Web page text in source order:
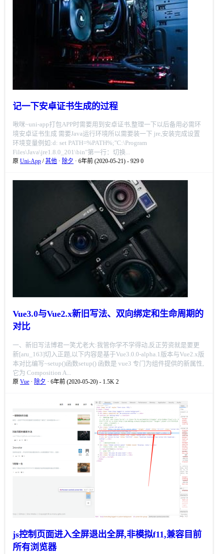
记一下安卓证书生成的过程
啾咪~uni-app打包APP时需要用到安卓证书,整理一下以后备用必需环
境安卓证书生成 需要Java运行环境所以需要装一下 jre,安装完成设置
环境变量例如:d: set PATH=%PATH%;"C:\Program
Files\Java\jre1.8.0_201\bin"第一行：切换...
原 Uni-App /其他 · 除夕 · 6年前 (2020-05-21)-9290
Vue3.0与Vue2.x新旧写法、双向绑定和生命周期的
对比
一、新旧写法博君一笑尤老大:我管你学不学得动,反正劳资就是要更
新[aru_163]切入正题,以下内容是基于Vue3.0.0-alpha.1版本与Vue2.x版
本对比编写~setup()函数setup() 函数是 vue3 专门为组件提供的新属性,
它为 Composition A...
原 Vue · 除夕 · 6年前 (2020-05-20)- 1.5K2
js控制页面进入全屏退出全屏,非模拟f11,兼容目前
所有浏览器